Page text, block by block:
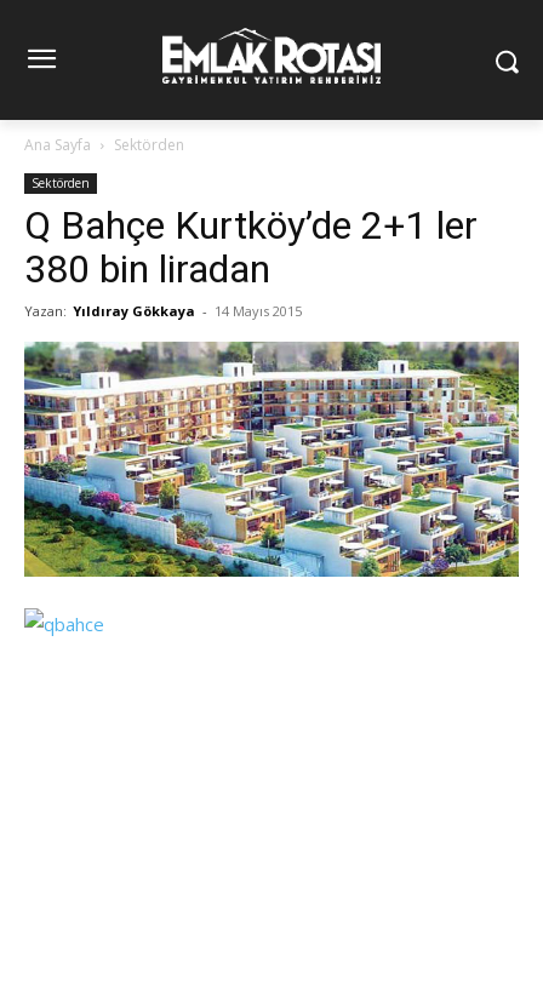
Ana Sayfa Sektörden
Sektörden
Q Bahçe Kurtköy’de 2+1 ler
380 bin liradan
Yazan: Yıldıray Gökkaya - 14 Mayıs 2015